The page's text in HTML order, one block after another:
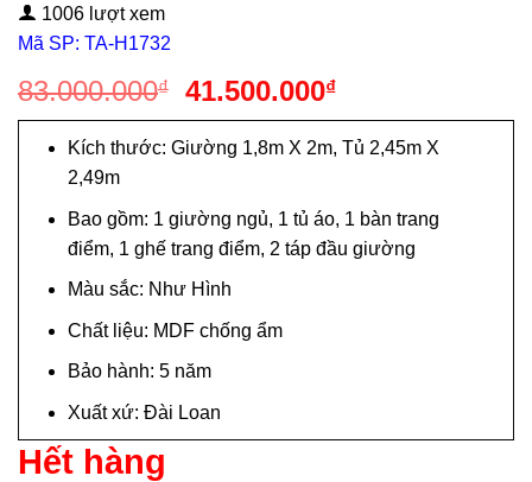
1006 lượt xem
Mã SP: TA-H1732
83.000.000₫
Giá
gốc
là:
41.500.000₫Giá
hiện
tại
41.500.000₫.
Kích thước: Giường 1,8m X 2m, Tủ 2,45m X
2,49m
Bao gồm: 1 giường ngủ, 1 tủ áo, 1 bàn trang
điểm, 1 ghế trang điểm, 2 táp đầu giường
Màu sắc: Như Hình
Chất liệu: MDF chống ẩm
Bảo hành: 5 năm
Xuất xứ: Đài Loan
Hết hàng